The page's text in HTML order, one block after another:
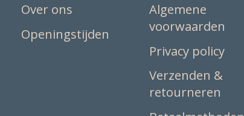
Over ons
Openingstijden
Algemene
voorwaarden
Privacy policy
Verzenden &
retourneren